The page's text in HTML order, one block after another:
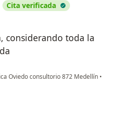
Cita verificada
considerando toda la
Oviedo consultorio 872 Medellín •
Mesa